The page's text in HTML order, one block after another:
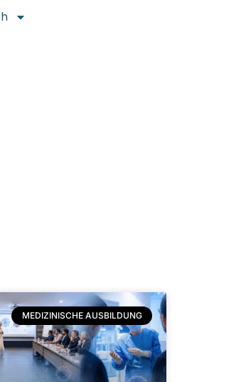
MEDIZINISCHE AUSBILDUNG